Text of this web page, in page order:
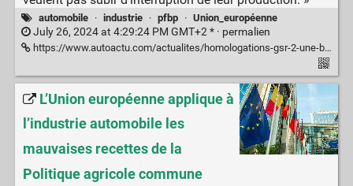
automobile · industrie · pfbp · Union_européenne
July 26, 2024 at 4:29:24 PM GMT+2 * · permalien
https://www.autoactu.com/actualites/homologations-gsr-2-une-bataille-en-coulisse-pour-eviter-les-interruptions-de-production
L’Union européenne applique à
l’industrie automobile les
mauvaises recettes de la
Politique agricole commune